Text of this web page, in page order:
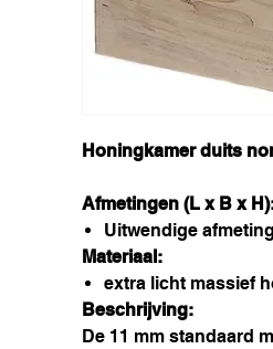
Honingkamer duits
Afmetingen (L x B x
Uitwendige
Materiaal:
extra licht massief
Beschrijving:
De 11 mm standaard